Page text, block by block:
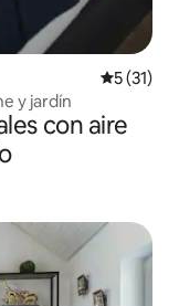
5 (31)
y jardín
con aire